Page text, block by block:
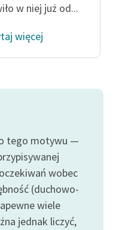
w niej już od...
więcej
tego motywu —
wobec
(duchowo-
wiele
jednak liczyć,